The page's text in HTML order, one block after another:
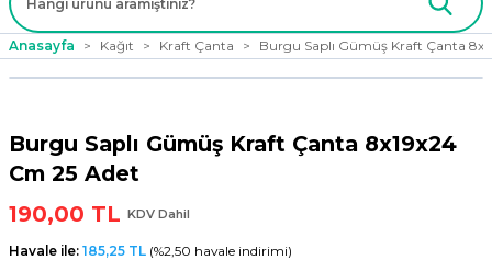
Ürünleri
Tahta Karıştırıcı
Anasayfa Kağıt Kraft Çanta Burgu Saplı Gümüş Kraft Çanta
Burgu Saplı Gümüş Kraft Çanta 8x19x24
Cm 25 Adet
190,00 TL KDV Dahil
Havale ile: 185,25 TL (%2,50 havale indirimi)